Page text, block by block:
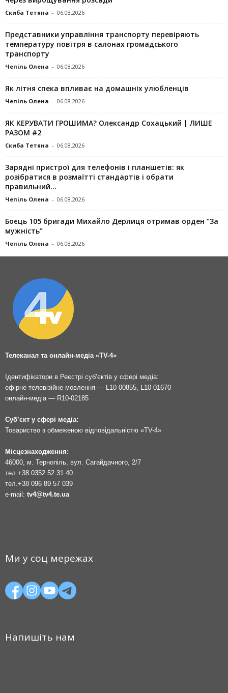
Скиба Тетяна - 06.08.2026
Представники управління транспорту перевіряють
температуру повітря в салонах громадського
транспорту
Чепіль Олена - 06.08.2026
Як літня спека впливає на домашніх улюбленців
Чепіль Олена - 06.08.2026
ЯК КЕРУВАТИ ГРОШИМА? Олександр Сохацький | ЛИШЕ
РАЗОМ #2
Скиба Тетяна - 06.08.2026
Зарядні пристрої для телефонів і планшетів: як
розібратися в розмаїтті стандартів і обрати
правильний...
Чепіль Олена - 06.08.2026
Боєць 105 бригади Михайло Дерлиця отримав орден “За
мужність”
Чепіль Олена - 06.08.2026
Телеканал та онлайн-медіа «TV-4»
Ідентифікатори в Реєстрі суб’єктів у сфері медіа:
ефірне телевізійне мовлення — L10-00855, L10-01670
онлайн-медіа — R10-02185
Суб’єкт у сфері медіа:
Товариство з обмеженою відповідальністю «TV-4»
Місцезнаходження:
46000, м. Тернопіль, вул. Сагайдачного, 2/7
тел. +38 0352 52 31 40
тел. +38 096 89 57 039
e-mail: tv4@tv4.te.ua
Ми у соц мережах
Напишіть нам